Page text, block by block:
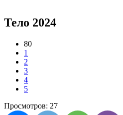
Тело 2024
80
1
2
3
4
5
Просмотров: 27